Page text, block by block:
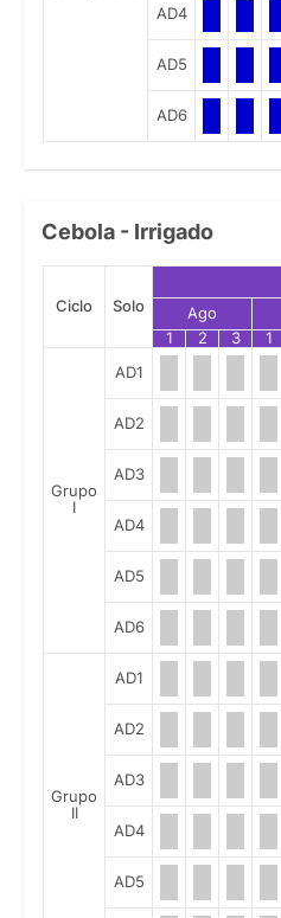
AD4
AD5
AD6
Cebola - Irrigado
Ciclo Solo Ago
1
2 3 1
Grupo
I
AD1
AD2
AD3
AD4
AD5
AD6
Grupo
II
AD1
AD2
AD3
AD4
AD5